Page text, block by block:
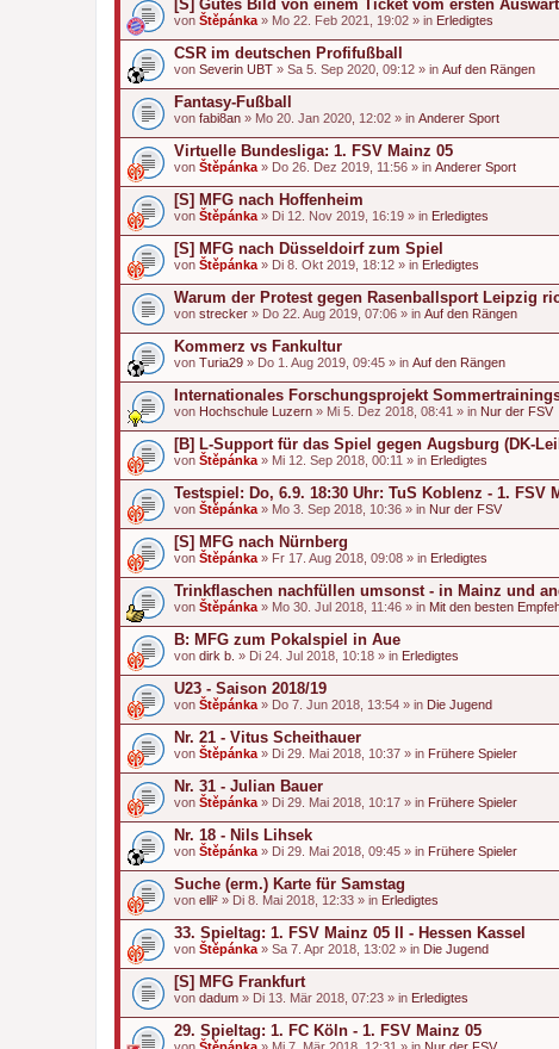
[S] Gutes Bild von einem Ticket vom ersten
von Štěpánka » Mo 22. Feb 2021, 19:02 » in Erledigtes
CSR im deutschen Profifußball
von Severin UBT » Sa 5. Sep 2020, 09:12 » in Auf den Rängen
Fantasy-Fußball
von fabi8an » Mo 20. Jan 2020, 12:02 » in Anderer Sport
Virtuelle Bundesliga: 1. FSV Mainz 05
von Štěpánka » Do 26. Dez 2019, 11:56 » in Anderer Sport
[S] MFG nach Hoffenheim
von Štěpánka » Di 12. Nov 2019, 16:19 » in Erledigtes
[S] MFG nach Düsseldoirf zum Spiel
von Štěpánka » Di 8. Okt 2019, 18:12 » in Erledigtes
Warum der Protest gegen Rasenballsport Leipzig
von strecker » Do 22. Aug 2019, 07:06 » in Auf den Rängen
Kommerz vs Fankultur
von Turia29 » Do 1. Aug 2019, 09:45 » in Auf den Rängen
Internationales Forschungsprojekt
von Hochschule Luzern » Mi 5. Dez 2018, 08:41 » in Nur der FSV
[B] L-Support für das Spiel gegen Augsburg (DK-
von Štěpánka » Mi 12. Sep 2018, 00:11 » in Erledigtes
Testspiel: Do, 6.9. 18:30 Uhr: TuS Koblenz - 1. FSV
von Štěpánka » Mo 3. Sep 2018, 10:36 » in Nur der FSV
[S] MFG nach Nürnberg
von Štěpánka » Fr 17. Aug 2018, 09:08 » in Erledigtes
Trinkflaschen nachfüllen umsonst - in Mainz und
von Štěpánka » Mo 30. Jul 2018, 11:46 » in Mit den besten
B: MFG zum Pokalspiel in Aue
von dirk b. » Di 24. Jul 2018, 10:18 » in Erledigtes
U23 - Saison 2018/19
von Štěpánka » Do 7. Jun 2018, 13:54 » in Die Jugend
Nr. 21 - Vitus Scheithauer
von Štěpánka » Di 29. Mai 2018, 10:37 » in Frühere Spieler
Nr. 31 - Julian Bauer
von Štěpánka » Di 29. Mai 2018, 10:17 » in Frühere Spieler
Nr. 18 - Nils Lihsek
von Štěpánka » Di 29. Mai 2018, 09:45 » in Frühere Spieler
Suche (erm.) Karte für Samstag
von elli² » Di 8. Mai 2018, 12:33 » in Erledigtes
33. Spieltag: 1. FSV Mainz 05 II - Hessen Kassel
von Štěpánka » Sa 7. Apr 2018, 13:02 » in Die Jugend
[S] MFG Frankfurt
von dadum » Di 13. Mär 2018, 07:23 » in Erledigtes
29. Spieltag: 1. FC Köln - 1. FSV Mainz 05
von Štěpánka » Mi 7. Mär 2018, 12:31 » in Nur der FSV